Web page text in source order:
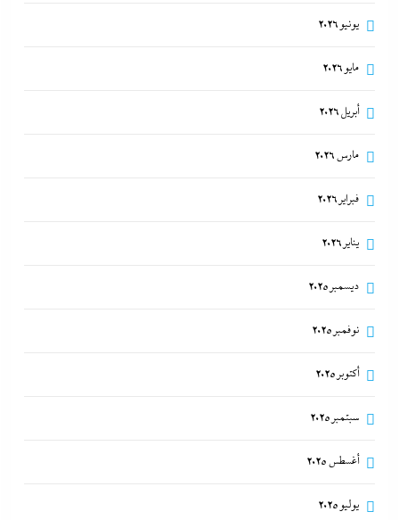
يونيو 2026
مايو 2026
أبريل 2026
مارس 2026
فبراير 2026
يناير 2026
ديسمبر 2025
نوفمبر 2025
أكتوبر 2025
سبتمبر 2025
أغسطس 2025
يوليو 2025